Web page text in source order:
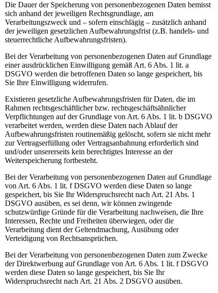
Die Dauer der Speicherung von personenbezogenen Daten bemisst
sich anhand der jeweiligen Rechtsgrundlage, am
Verarbeitungszweck und – sofern einschlägig – zusätzlich anhand
der jeweiligen gesetzlichen Aufbewahrungsfrist (z.B. handels- und
steuerrechtliche Aufbewahrungsfristen).
Bei der Verarbeitung von personenbezogenen Daten auf Grundlage
einer ausdrücklichen Einwilligung gemäß Art. 6 Abs. 1 lit. a
DSGVO werden die betroffenen Daten so lange gespeichert, bis
Sie Ihre Einwilligung widerrufen.
Existieren gesetzliche Aufbewahrungsfristen für Daten, die im
Rahmen rechtsgeschäftlicher bzw. rechtsgeschäftsähnlicher
Verpflichtungen auf der Grundlage von Art. 6 Abs. 1 lit. b DSGVO
verarbeitet werden, werden diese Daten nach Ablauf der
Aufbewahrungsfristen routinemäßig gelöscht, sofern sie nicht mehr
zur Vertragserfüllung oder Vertragsanbahnung erforderlich sind
und/oder unsererseits kein berechtigtes Interesse an der
Weiterspeicherung fortbesteht.
Bei der Verarbeitung von personenbezogenen Daten auf Grundlage
von Art. 6 Abs. 1 lit. f DSGVO werden diese Daten so lange
gespeichert, bis Sie Ihr Widerspruchsrecht nach Art. 21 Abs. 1
DSGVO ausüben, es sei denn, wir können zwingende
schutzwürdige Gründe für die Verarbeitung nachweisen, die Ihre
Interessen, Rechte und Freiheiten überwiegen, oder die
Verarbeitung dient der Geltendmachung, Ausübung oder
Verteidigung von Rechtsansprüchen.
Bei der Verarbeitung von personenbezogenen Daten zum Zwecke
der Direktwerbung auf Grundlage von Art. 6 Abs. 1 lit. f DSGVO
werden diese Daten so lange gespeichert, bis Sie Ihr
Widerspruchsrecht nach Art. 21 Abs. 2 DSGVO ausüben.